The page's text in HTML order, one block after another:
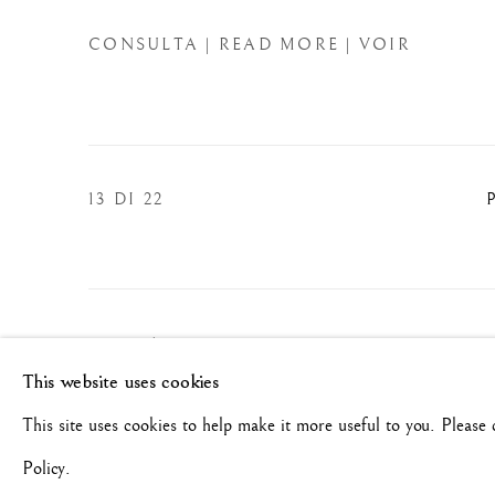
CONSULTA | READ MORE | VOIR
13 DI 22
Manage cookies
COPYRIGHT©#2026#MAURIZIO NOBILE FINE ART
This website uses cookies
This site uses cookies to help make it more useful to you.
Policy.